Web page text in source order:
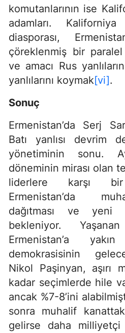
komutanlarının ise
adamları.
diasporası,
çöreklenmiş bir paralel
ve amacı Rus
yanlılarını koymak[vi].
Sonuç
Ermenistan’da Serj
Batı yanlısı devrim
yönetiminin sonu.
döneminin mirası olan
liderlere karşı
Ermenistan’da
dağıtması ve yeni
bekleniyor.
Ermenistan’a
demokrasisinin
Nikol Paşinyan, aşırı
kadar seçimlerde hile
ancak %7-8’ini
sonra muhalif
gelirse daha